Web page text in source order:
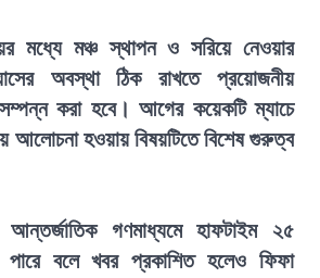
মধ্যে মঞ্চ স্থাপন ও সরিয়ে নেওয়ার
অবস্থা ঠিক রাখতে প্রয়োজনীয়
সম্পন্ন করা হবে। আগের কয়েকটি ম্যাচে
আলোচনা হওয়ায় বিষয়টিতে বিশেষ গুরুত্ব
গণমাধ্যমে হাফটাইম ২৫
পারে বলে খবর প্রকাশিত হলেও ফিফা